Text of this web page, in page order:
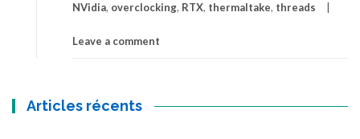
NVidia, overclocking, RTX, thermaltake, threads
Leave a comment
Articles récents